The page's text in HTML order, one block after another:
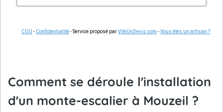
CGU - Confidentialité- Service proposé parViteUnDevis.com -Vous êtes un artisan ?
Comment se déroule l'installation
d'un monte-escalier à Mouzeil ?